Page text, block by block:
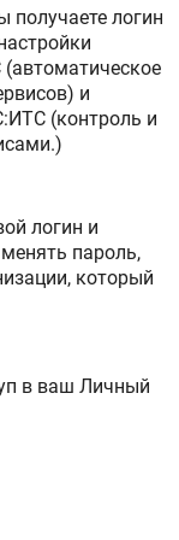
получаете логин
и
(контроль и
логин и
пароль,
который
в ваш Личный